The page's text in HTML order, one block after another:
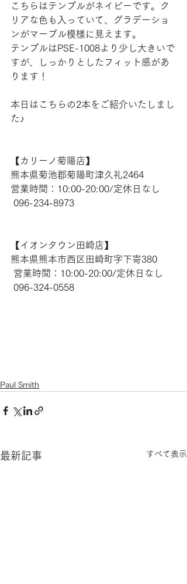
こちらはテンプルがネイビーです。ク
リアな色も入っていて、グラデーショ
ンがマーブル模様に見えます。
テンプルはPSE-1008より少し大きいで
すが、しっかりとしたフィット感があ
ります！
本日はこちらの2本をご紹介いたしまし
た♪
【​カリーノ菊陽店】
熊本県菊池郡菊陽町津久礼2464
営業時間：10:00-20:00/定休日なし
096-234-8973
【​イオンタウン田崎店】
熊本県熊本市西区田崎町字下寄380
営業時間：10:00-20:00/定休日なし
096-324-0558
Paul Smith
最新記事 すべて表示